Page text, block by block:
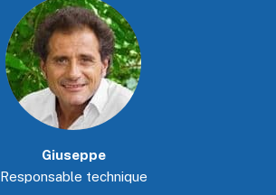
Giuseppe
Responsable technique